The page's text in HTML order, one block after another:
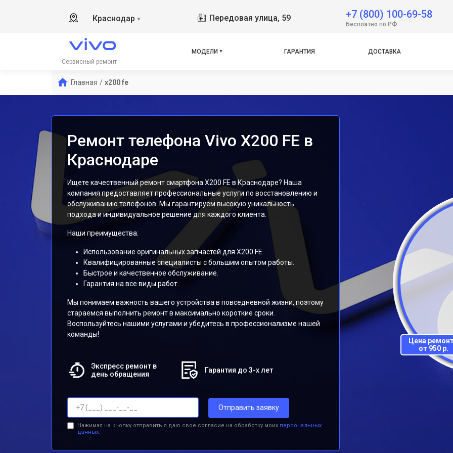
Краснодар ▼ Передовая улица, 59 +7 (800) 100-69-58
Бесплатно по РФ
Сервисный ремонт
МОДЕЛИ
V21e
V23e
Y12
ГАРАНТИЯ ДОСТАВКА
Главная / x200 fe
Ремонт телефона Vivo X200 FE в
Краснодаре
Ищете качественный ремонт смартфона X200 FE в Краснодаре? Наша
компания предоставляет профессиональные услуги по восстановлению и
обслуживанию телефонов. Мы гарантируем высокую уникальность
подхода и индивидуальное решение для каждого клиента.
Наши преимущества:
Использование оригинальных запчастей для X200 FE.
Квалифицированные специалисты с большим опытом работы.
Быстрое и качественное обслуживание.
Гарантия на все виды работ.
Мы понимаем важность вашего устройства в повседневной жизни, поэтому
стараемся выполнить ремонт в максимально короткие сроки.
Воспользуйтесь нашими услугами и убедитесь в профессионализме нашей
команды!
Экспресс ремонт в
день обращения
Гарантия до 3-х лет
Отправить заявку
Нажимая на кнопку отправить я даю свое согласие на обработку моих персональных
данных.
Цена
от 950 р.